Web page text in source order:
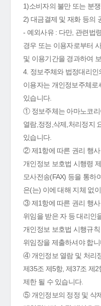
1)소비자의 불만 또는 분
2) 대금결제 및 재화 등의
- 예외사유 : 다만, 관련법
경우 또는 이용자로부터
및 이용기간을 경과하여
4. 정보주체와 법정대리인
이용자는 개인정보주체
있습니다.
① 정보주체는 아마노코리
열람,정정,삭제,처리정지
있습니다.
② 제1항에 따른 권리 행
개인정보 보호법 시행령
모사전송(FAX) 등을 통하
은(는) 이에 대해 지체 없
③ 제1항에 따른 권리 행
위임을 받은 자 등 대리인
개인정보 보호법 시행규
위임장을 제출하셔야 합니
④ 개인정보 열람 및 처리
제35조 제5항, 제37조 제
제한 될 수 있습니다.
⑤ 개인정보의 정정 및 삭